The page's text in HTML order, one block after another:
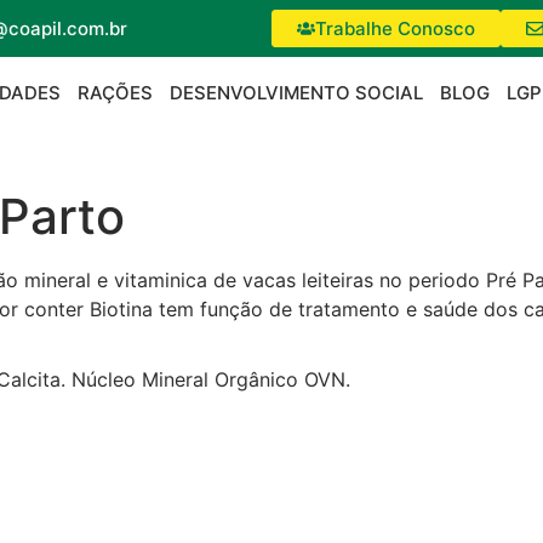
Trabalhe Conosco
RAÇÕES DESENVOLVIMENTO SOCIAL BLOG
mineral e vitaminica de vacas leiteiras no periodo Pré
conter Biotina tem função de tratamento e saúde dos
Núcleo Mineral Orgânico OVN.